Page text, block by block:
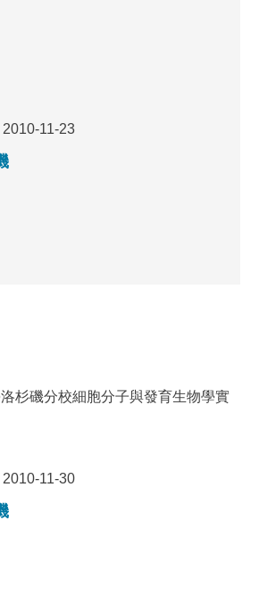
11-23
杉磯分校細胞分子與發育生物學實
11-30